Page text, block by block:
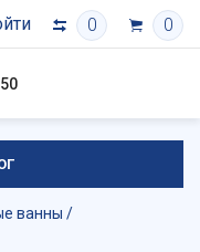
0 0
ванны